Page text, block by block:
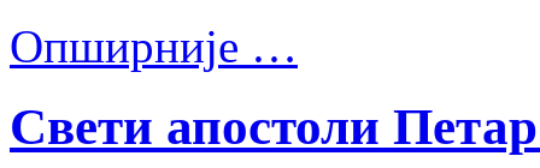
Опширније …
Свети апостоли